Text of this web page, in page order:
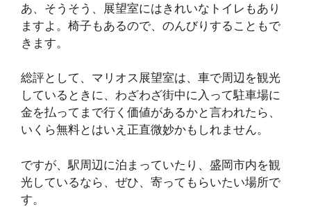
あ、そうそう、展望室にはきれいなトイレもあり
ますよ。椅子もあるので、のんびりすることもで
きます。
総評として、マリオス展望室は、車で周辺を観光
しているときに、わざわざ街中に入って駐車場に
金を払ってまで行く価値があるかと言われたら、
いくら無料とはいえ正直微妙かもしれません。
ですが、駅周辺に泊まっていたり、盛岡市内を観
光しているなら、ぜひ、寄ってもらいたい場所で
す。